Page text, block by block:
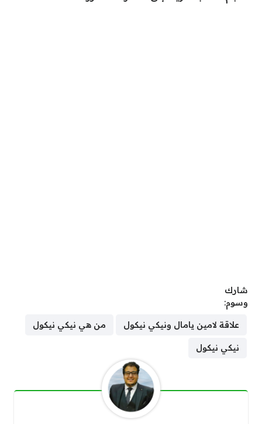
شارك
وسوم:
علاقة لامين يامال ونيكي نيكول من هي نيكي نيكول
نيكي نيكول